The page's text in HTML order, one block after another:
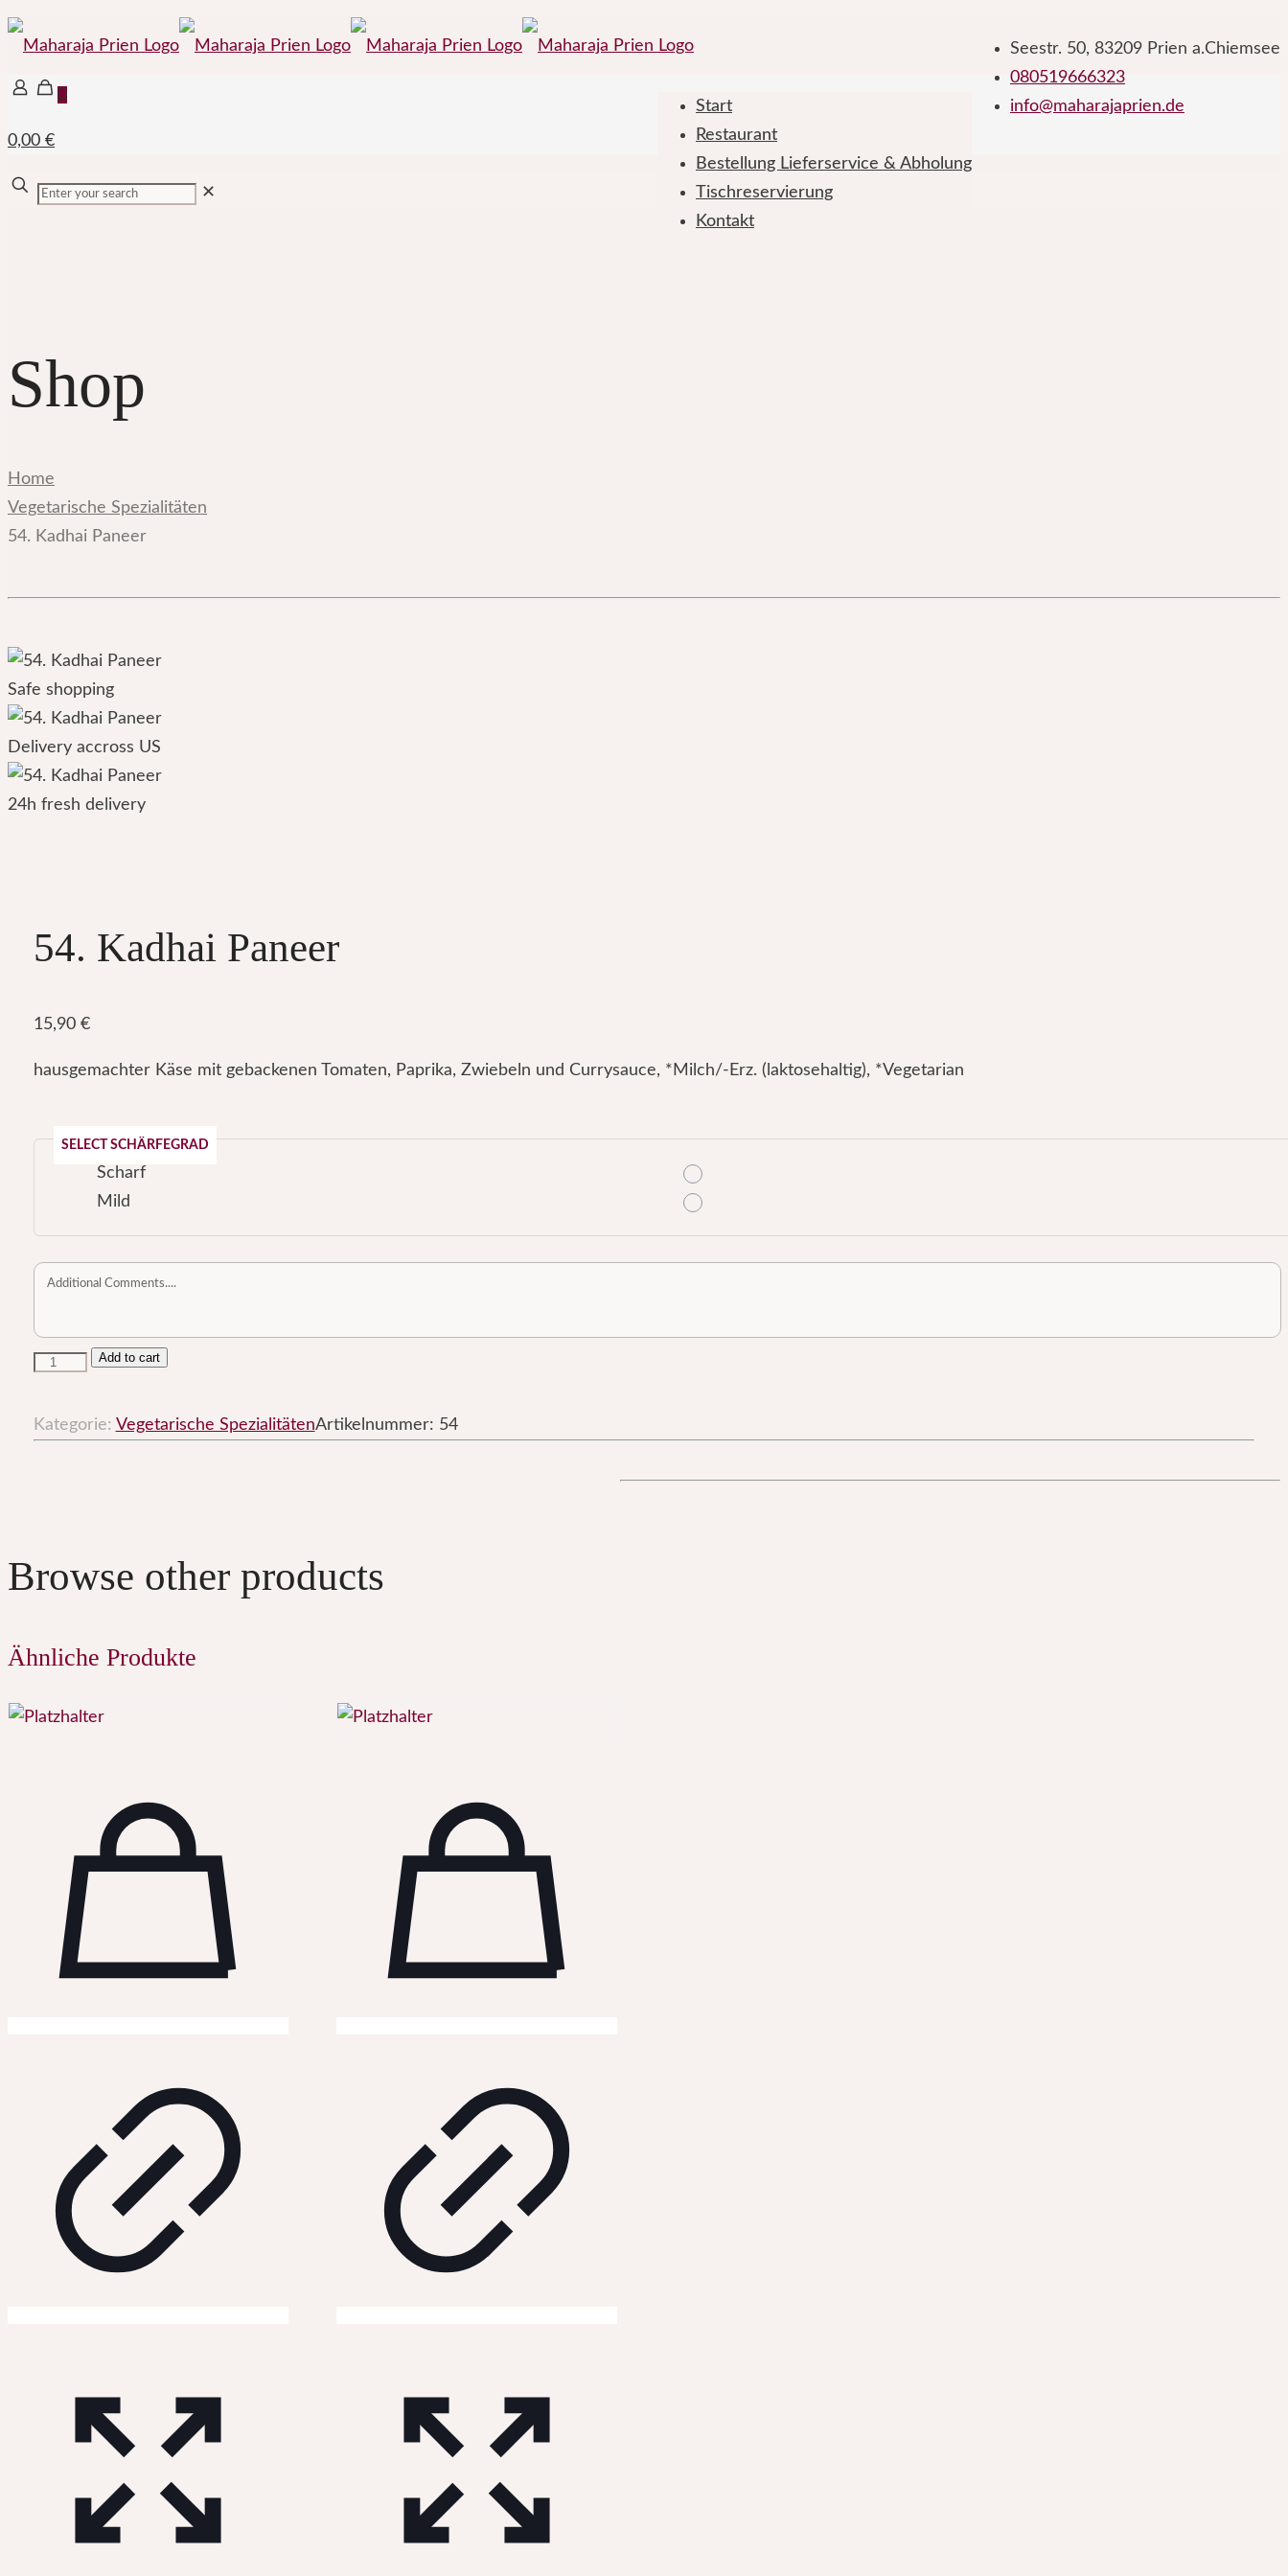
Seestr. 50, 83209 Prien a.Chiemsee
080519666323
info@maharajaprien.de
Start
Restaurant
Bestellung Lieferservice & Abholung
Tischreservierung
Kontakt
0
0,00 €
✕
Shop
Home
Vegetarische Spezialitäten
54. Kadhai Paneer
Safe shopping
Delivery accross US
24h fresh delivery
54. Kadhai Paneer
15,90 €
hausgemachter Käse mit gebackenen Tomaten, Paprika, Zwiebeln und Currysauce, *Milch/-Erz. (laktosehaltig), *Vegetarian
SELECT SCHÄRFEGRAD
Scharf
Mild
54.
Paneer
Menge
Add to cart
Kategorie: Vegetarische SpezialitätenArtikelnummer: 54
Browse other products
Ähnliche Produkte